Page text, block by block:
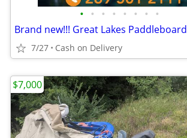
• • • • • • • •
7/27 Cash on Delivery
$7,000